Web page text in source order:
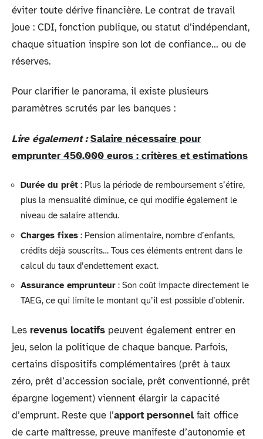
éviter toute dérive financière. Le contrat de travail
joue : CDI, fonction publique, ou statut d’indépendant,
chaque situation inspire son lot de confiance… ou de
réserves.
Pour clarifier le panorama, il existe plusieurs
paramètres scrutés par les banques :
Lire également : Salaire nécessaire pour
emprunter 450.000 euros : critères et estimations
Durée du prêt : Plus la période de remboursement s’étire,
plus la mensualité diminue, ce qui modifie également le
niveau de salaire attendu.
Charges fixes : Pension alimentaire, nombre d’enfants,
crédits déjà souscrits… Tous ces éléments entrent dans le
calcul du taux d’endettement exact.
Assurance emprunteur : Son coût impacte directement le
TAEG, ce qui limite le montant qu’il est possible d’obtenir.
Les revenus locatifs peuvent également entrer en
jeu, selon la politique de chaque banque. Parfois,
certains dispositifs complémentaires (prêt à taux
zéro, prêt d’accession sociale, prêt conventionné, prêt
épargne logement) viennent élargir la capacité
d’emprunt. Reste que l’apport personnelfait office
de carte maîtresse, preuve manifeste d’autonomie et